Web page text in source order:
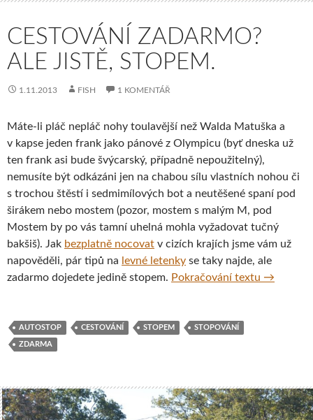
CESTOVÁNÍ ZADARMO?
ALE JISTĚ, STOPEM.
1.11.2013 FISH 1 KOMENTÁŘ
Máte-li pláč nepláč nohy toulavější než Walda Matuška a
v kapse jeden frank jako pánové z Olympicu (byť dneska už
ten frank asi bude švýcarský, případně nepoužitelný),
nemusíte být odkázáni jen na chabou sílu vlastních nohou či
s trochou štěstí i sedmimílových bot a neutěšené spaní pod
širákem nebo mostem (pozor, mostem s malým M, pod
Mostem by po vás tamní uhelná mohla vyžadovat tučný
bakšiš). Jak bezplatně nocovat v cizích krajích jsme vám už
napověděli, pár tipů na levné letenky se taky najde, ale
zadarmo dojedete jedině stopem. Pokračování textu →
AUTOSTOP CESTOVÁNÍ STOPEM STOPOVÁNÍ
ZDARMA